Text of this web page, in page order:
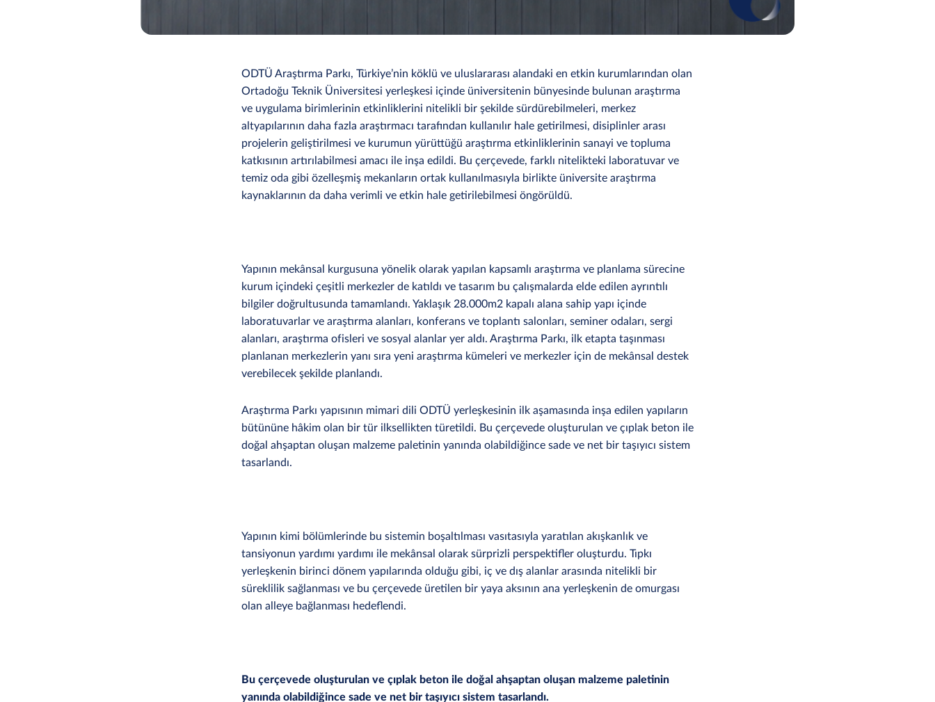
ODTÜ Araştırma Parkı, Türkiye’nin köklü ve uluslararası alandaki en etkin kurumlarından olan
Ortadoğu Teknik Üniversitesi yerleşkesi içinde üniversitenin bünyesinde bulunan araştırma
ve uygulama birimlerinin etkinliklerini nitelikli bir şekilde sürdürebilmeleri, merkez
altyapılarının daha fazla araştırmacı tarafından kullanılır hale getirilmesi, disiplinler arası
projelerin geliştirilmesi ve kurumun yürüttüğü araştırma etkinliklerinin sanayi ve topluma
katkısının artırılabilmesi amacı ile inşa edildi. Bu çerçevede, farklı nitelikteki laboratuvar ve
temiz oda gibi özelleşmiş mekanların ortak kullanılmasıyla birlikte üniversite araştırma
kaynaklarının da daha verimli ve etkin hale getirilebilmesi öngörüldü.
Yapının mekânsal kurgusuna yönelik olarak yapılan kapsamlı araştırma ve planlama sürecine
kurum içindeki çeşitli merkezler de katıldı ve tasarım bu çalışmalarda elde edilen ayrıntılı
bilgiler doğrultusunda tamamlandı. Yaklaşık 28.000m2 kapalı alana sahip yapı içinde
laboratuvarlar ve araştırma alanları, konferans ve toplantı salonları, seminer odaları, sergi
alanları, araştırma ofisleri ve sosyal alanlar yer aldı. Araştırma Parkı, ilk etapta taşınması
planlanan merkezlerin yanı sıra yeni araştırma kümeleri ve merkezler için de mekânsal destek
verebilecek şekilde planlandı.
Araştırma Parkı yapısının mimari dili ODTÜ yerleşkesinin ilk aşamasında inşa edilen yapıların
bütününe hâkim olan bir tür ilksellikten türetildi. Bu çerçevede oluşturulan ve çıplak beton ile
doğal ahşaptan oluşan malzeme paletinin yanında olabildiğince sade ve net bir taşıyıcı sistem
tasarlandı.
Yapının kimi bölümlerinde bu sistemin boşaltılması vasıtasıyla yaratılan akışkanlık ve
tansiyonun yardımı yardımı ile mekânsal olarak sürprizli perspektifler oluşturdu. Tıpkı
yerleşkenin birinci dönem yapılarında olduğu gibi, iç ve dış alanlar arasında nitelikli bir
süreklilik sağlanması ve bu çerçevede üretilen bir yaya aksının ana yerleşkenin de omurgası
olan alleye bağlanması hedeflendi.
Bu çerçevede oluşturulan ve çıplak beton ile doğal ahşaptan oluşan malzeme paletinin
yanında olabildiğince sade ve net bir taşıyıcı sistem tasarlandı.